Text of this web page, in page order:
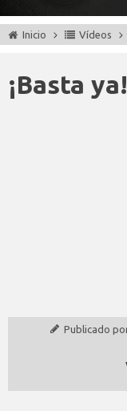
Inicio Vídeos
¡Basta ya!
Publicado